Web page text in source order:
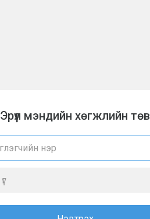
Эрүүл мэндийн хөгжлийн төв